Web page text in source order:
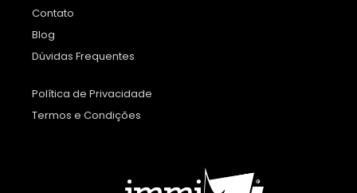
Contato
Blog
Dúvidas Frequentes
Política de Privacidade
Termos e Condições